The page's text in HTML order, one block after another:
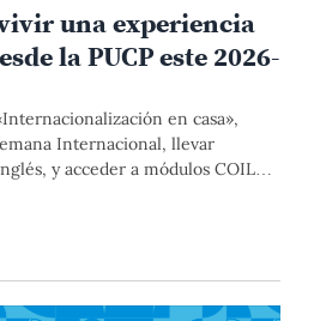
una experiencia
la PUCP este 2026-
en casa»,
Internacional, llevar
y acceder a módulos COIL
de universidades